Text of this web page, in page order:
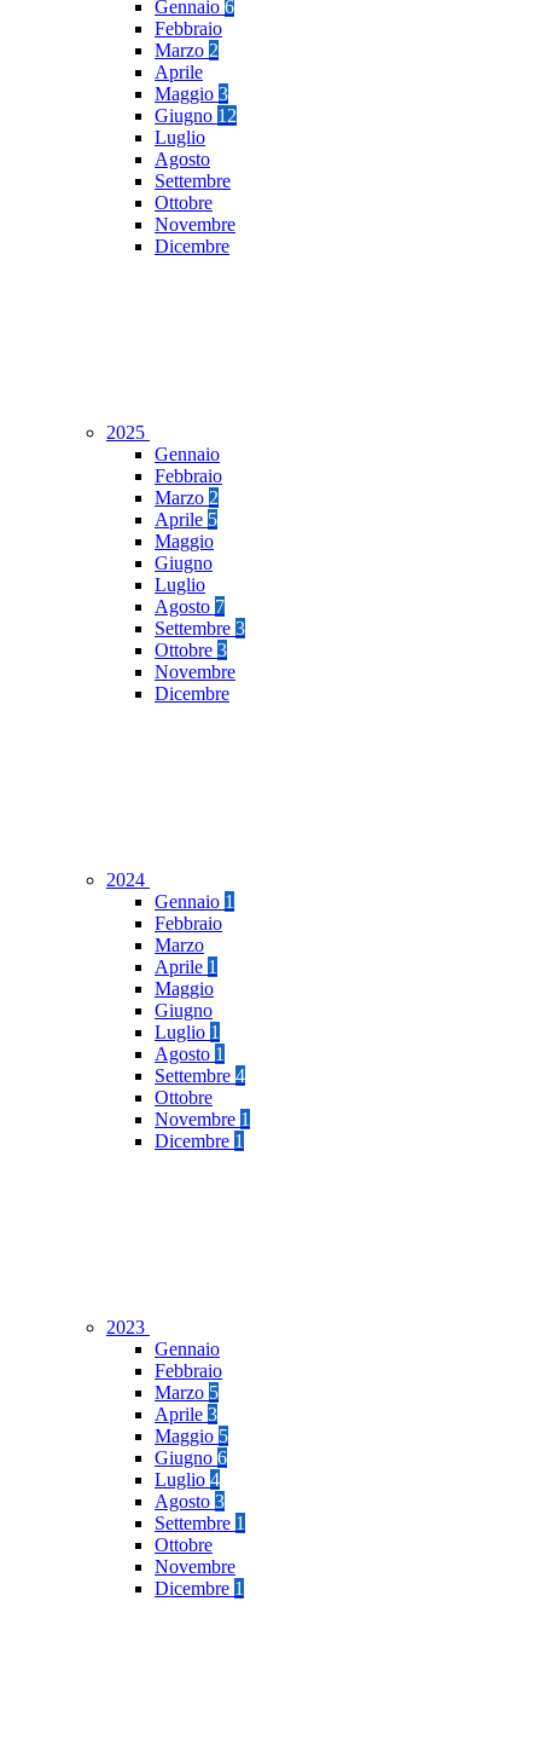
Gennaio 6
Febbraio
Marzo 2
Aprile
Maggio 3
Giugno 12
Luglio
Agosto
Settembre
Ottobre
Novembre
Dicembre
2025
Gennaio
Febbraio
Marzo 2
Aprile 5
Maggio
Giugno
Luglio
Agosto 7
Settembre 3
Ottobre 3
Novembre
Dicembre
2024
Gennaio 1
Febbraio
Marzo
Aprile 1
Maggio
Giugno
Luglio 1
Agosto 1
Settembre 4
Ottobre
Novembre 1
Dicembre 1
2023
Gennaio
Febbraio
Marzo 5
Aprile 3
Maggio 5
Giugno 6
Luglio 4
Agosto 3
Settembre 1
Ottobre
Novembre
Dicembre 1